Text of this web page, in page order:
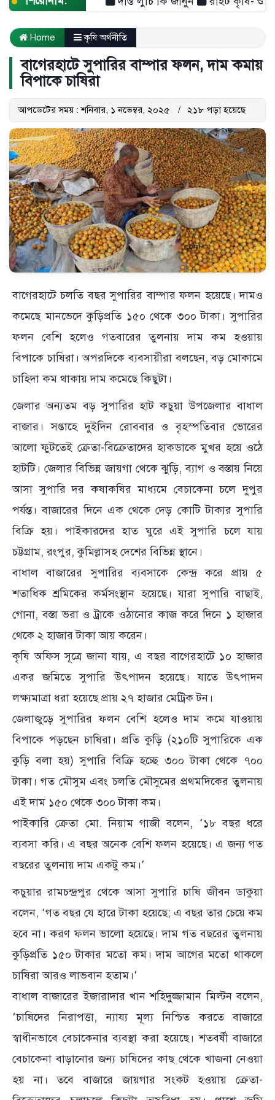
Home কৃষি অর্থনীতি
বাগেরহাটে সুপারির বাম্পার ফলন, দাম কমায়
বিপাকে চাষিরা
আপডেটের সময় : শনিবার, ১ নভেম্বর, ২০২৫ ২১৮ পড়া হয়েছে
বাগেরহাটে চলতি বছর সুপারির বাম্পার ফলন হয়েছে। দামও
কমেছে মানভেদে কুড়িপ্রতি ১৫০ থেকে ৩০০ টাকা। সুপারির
ফলন বেশি হলেও গতবারের তুলনায় দাম কম হওয়ায়
বিপাকে চাষিরা। অপরদিকে ব্যবসায়ীরা বলছেন, বড় মোকামে
চাহিদা কম থাকায় দাম কমেছে কিছুটা।
জেলার অন্যতম বড় সুপারির হাট কচুয়া উপজেলার বাধাল
বাজার। সপ্তাহে দুইদিন রোববার ও বৃহস্পতিবার ভোরের
আলো ফুটতেই ক্রেতা-বিক্রেতাদের হাকডাকে মুখর হয়ে ওঠে
হাটটি। জেলার বিভিন্ন জায়গা থেকে ঝুড়ি, ব্যাগ ও বস্তায় নিয়ে
আসা সুপারি দর কষাকষির মাধ্যমে বেচাকেনা চলে দুপুর
পর্যন্ত। বাজারের দিনে এক থেকে দেড় কোটি টাকার সুপারি
বিক্রি হয়। পাইকারদের হাত ঘুরে এই সুপারি চলে যায়
চট্টগ্রাম, রংপুর, কুমিল্লাসহ দেশের বিভিন্ন স্থানে।
বাধাল বাজারের সুপারির ব্যবসাকে কেন্দ্র করে প্রায় ৫
শতাধিক শ্রমিকের কর্মসংস্থান হয়েছে। যারা সুপারি বাছাই,
গোনা, বস্তা ভরা ও ট্রাকে ওঠানোর কাজ করে দিনে ১ হাজার
থেকে ২ হাজার টাকা আয় করেন।
কৃষি অফিস সূত্রে জানা যায়, এ বছর বাগেরহাটে ১০ হাজার
একর জমিতে সুপারি উৎপাদন হয়েছে। যাতে উৎপাদন
লক্ষ্যমাত্রা ধরা হয়েছে প্রায় ২৭ হাজার মেট্রিক টন।
জেলাজুড়ে সুপারির ফলন বেশি হলেও দাম কমে যাওয়ায়
বিপাকে পড়ছেন চাষিরা। প্রতি কুড়ি (২১০টি সুপারিকে এক
কুড়ি বলা হয়) সুপারি বিক্রি হচ্ছে ৩০০ টাকা থেকে ৭০০
টাকা। গত মৌসুম এবং চলতি মৌসুমের প্রথমদিকের তুলনায়
এই দাম ১৫০ থেকে ৩০০ টাকা কম।
পাইকারি ক্রেতা মো. নিয়াম গাজী বলেন, ‘১৮ বছর ধরে
ব্যবসা করি। এ বছর অনেক বেশি ফলন হয়েছে। এ জন্য গত
বছরের তুলনায় দাম একটু কম।’
কচুয়ার রামচন্দ্রপুর থেকে আসা সুপারি চাষি জীবন ডাকুয়া
বলেন, ‘গত বছর যে হারে টাকা হয়েছে; এ বছর তার চেয়ে কম
হবে না। করণ ফলন ভালো হয়েছে। দাম গত বছরের তুলনায়
কুড়িপ্রতি ১৫০ টাকার মতো কম। দাম আগের মতো থাকলে
চাষিরা আরও লাভবান হতাম।’
বাধাল বাজারের ইজারাদার খান শহিদুজ্জামান মিল্টন বলেন,
‘চাষিদের নিরাপত্তা, ন্যায্য মূল্য নিশ্চিত করতে বাজারে
স্বাধীনভাবে বেচাকেনার ব্যবস্থা করা হয়েছে। শতবর্ষী বাজারে
বেচাকেনা বাড়ানোর জন্য চাষিদের কাছ থেকে খাজনা নেওয়া
হয় না। তবে বাজারে জায়গার সংকট হওয়ায় ক্রেতা-